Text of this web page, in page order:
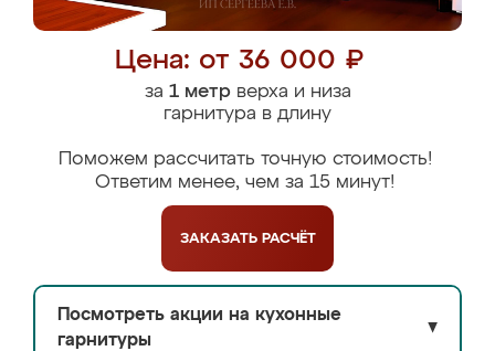
Цена: от 36 000 ₽
за 1 метрверха и низа
гарнитура в длину
Поможем рассчитать точную стоимость!
Ответим менее, чем за 15 минут!
ЗАКАЗАТЬ РАСЧЁТ
Посмотреть акции на кухонные
гарнитуры
▼